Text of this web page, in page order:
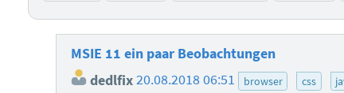
MSIE 11 ein paar Beobachtungen
dedlfix20.08.2018 06:51 browser css